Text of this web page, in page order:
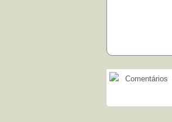
Comentários